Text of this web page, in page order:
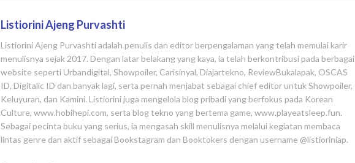
Listiorini Ajeng Purvashti
Listiorini Ajeng Purvashti adalah penulis dan editor berpengalaman yang telah memulai karir
menulisnya sejak 2017. Dengan latar belakang yang kaya, ia telah berkontribusi pada berbagai
website seperti Urbandigital, Showpoiler, Carisinyal, Diajartekno, ReviewBukalapak, OSCAS
ID, Digitalic ID dan banyak lagi, serta pernah menjabat sebagai chief editor untuk Showpoiler,
Keluyuran, dan Kamini. Listiorini juga mengelola blog pribadi yang berfokus pada Korean
Culture, www.hobihepi.com, serta blog tekno yang bertema game, www.playeatsleep.fun.
Sebagai pecinta buku yang serius, ia mengasah skill menulisnya melalui kegiatan membaca
lintas genre dan aktif sebagai Bookstagram dan Booktokers dengan username @listioriniap.